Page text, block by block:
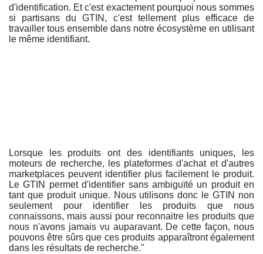
d'identification. Et c'est exactement pourquoi nous sommes
si partisans du GTIN, c'est tellement plus efficace de
travailler tous ensemble dans notre écosystème en utilisant
le même identifiant.
Lorsque les produits ont des identifiants uniques, les
moteurs de recherche, les plateformes d'achat et d'autres
marketplaces peuvent identifier plus facilement le produit.
Le GTIN permet d'identifier sans ambiguïté un produit en
tant que produit unique. Nous utilisons donc le GTIN non
seulement pour identifier les produits que nous
connaissons, mais aussi pour reconnaitre les produits que
nous n'avons jamais vu auparavant. De cette façon, nous
pouvons être sûrs que ces produits apparaîtront également
dans les résultats de recherche."